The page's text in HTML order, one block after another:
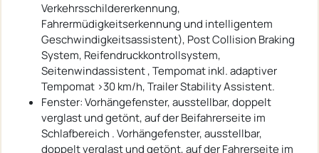
Verkehrsschildererkennung,
Fahrermüdigkeitserkennung und intelligentem
Geschwindigkeitsassistent), Post Collision Braking
System, Reifendruckkontrollsystem,
Seitenwindassistent , Tempomat inkl. adaptiver
Tempomat >30 km/h, Trailer Stability Assistent.
Fenster: Vorhängefenster, ausstellbar, doppelt
verglast und getönt, auf der Beifahrerseite im
Schlafbereich . Vorhängefenster, ausstellbar,
doppelt verglast und getönt, auf der Fahrerseite im